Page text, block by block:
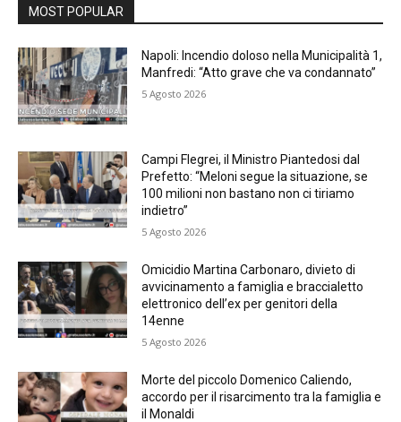
MOST POPULAR
Napoli: Incendio doloso nella Municipalità 1,
Manfredi: “Atto grave che va condannato”
5 Agosto 2026
Campi Flegrei, il Ministro Piantedosi dal
Prefetto: “Meloni segue la situazione, se
100 milioni non bastano non ci tiriamo
indietro”
5 Agosto 2026
Omicidio Martina Carbonaro, divieto di
avvicinamento a famiglia e braccialetto
elettronico dell’ex per genitori della
14enne
5 Agosto 2026
Morte del piccolo Domenico Caliendo,
accordo per il risarcimento tra la famiglia e
il Monaldi